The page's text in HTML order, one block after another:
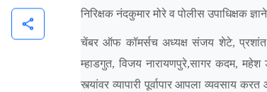
निरिक्षक नंदकुमार मोरे व पोलीस उपाधिक्षक
चेंबर ऑफ कॉमर्सच अध्यक्ष संजय शेटे, प्रशांत
म्हाडगुत, विजय नारायणपुरे,सागर कदम, महेश
स्त्यांवर व्यापारी पूर्वापार आपला व्यवसाय
share